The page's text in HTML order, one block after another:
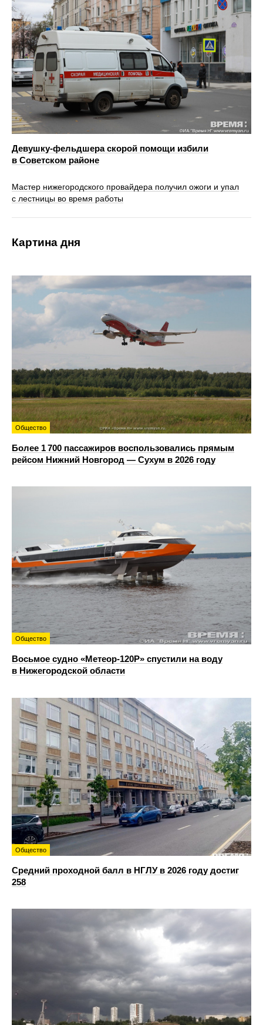
Девушку-фельдшера скорой помощи избили
в Советском районе
Мастер нижегородского провайдера получил ожоги и упал
с лестницы во время работы
Картина дня
Общество
Более 1 700 пассажиров воспользовались прямым
рейсом Нижний Новгород — Сухум в 2026 году
Общество
Восьмое судно «Метеор-120Р» спустили на воду
в Нижегородской области
Общество
Средний проходной балл в НГЛУ в 2026 году достиг
258